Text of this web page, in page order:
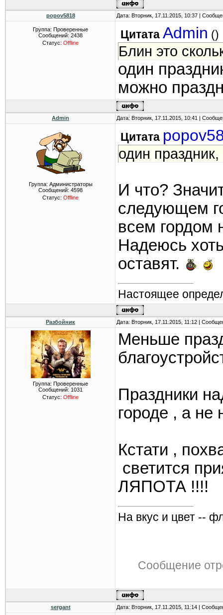
popov5818 Дата: Вторник, 17.11.2015, 10:37 |
Группа: Проверенные
Сообщений: 2438
Статус: Offline
Цитата Admin ()
Блин это
один
можно
Admin Дата: Вторник, 17.11.2015, 10:41 |
Группа: Администраторы
Сообщений: 4598
Статус: Offline
Цитата
один
И что?
следующем
всем гордом
Надеюсь
оставят.
Настоящее
Разбойник Дата: Вторник, 17.11.2015, 11:12 |
Группа: Проверенные
Сообщений: 1031
Статус: Offline
Меньше
Праздники
городе , а не
Кстати ,
светится
ЛЯПОТА !!!!
На вкус и цвет --
Сообщение
sergant Дата: Вторник, 17.11.2015, 11:14 |